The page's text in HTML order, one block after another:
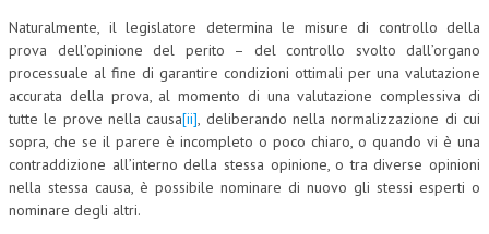
RISORSE UMANE
MARKETING
TREASURY IN FINANCIAL SERVICES
RISK MANAGEMENT
SVILUPPO SOSTENIBILE
Naturalmente, il legislatore determina le misure di controllo della
prova dell’opinione del perito – del controllo svolto dall’organo
processuale al fine di garantire condizioni ottimali per una valutazione
accurata della prova, al momento di una valutazione complessiva di
tutte le prove nella causa[ii], deliberando nella normalizzazione di cui
sopra, che se il parere è incompleto o poco chiaro, o quando vi è una
contraddizione all’interno della stessa opinione, o tra diverse opinioni
nella stessa causa, è possibile nominare di nuovo gli stessi esperti o
nominare degli altri.